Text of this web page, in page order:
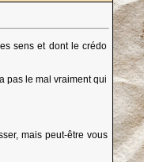
sens et dont le crédo
pas le mal vraiment qui
mais peut-être vous